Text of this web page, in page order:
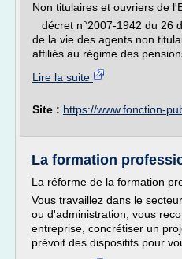
Non titulaires et ouvriers de
décret n°2007-1942 du 26
de la vie des agents non
affiliés au régime des
Lire la suite
Site : https://www.fonction-
La formation
La réforme de la formation
Vous travaillez dans le
ou d'administration, vous
entreprise, concrétiser un
prévoit des dispositifs pour